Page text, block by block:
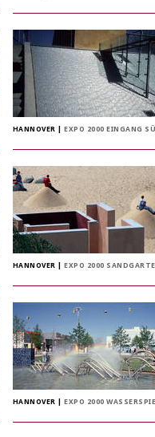
HANNOVER |EXPO 2000 EINGANG
HANNOVER |EXPO 2000
HANNOVER |EXPO 2000